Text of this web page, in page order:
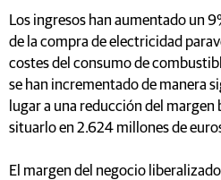
Los ingresos han aumentado un
de la compra de electricidad
costes del consumo de
se han incrementado de manera
lugar a una reducción del margen
situarlo en 2.624 millones de
El margen del negocio